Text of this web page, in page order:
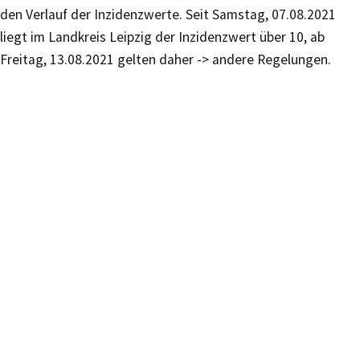
den Verlauf der Inzidenzwerte. Seit Samstag, 07.08.2021
liegt im Landkreis Leipzig der Inzidenzwert über 10, ab
Freitag, 13.08.2021 gelten daher -> andere Regelungen.